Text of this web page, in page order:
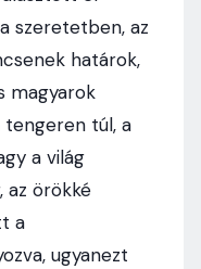
szeretetben, az
határok,
magyarok
túl, a
a világ
az örökké
a
ugyanezt